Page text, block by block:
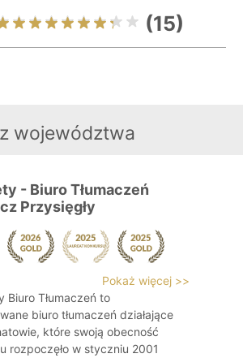
(15)
województwa
- Biuro Tłumaczeń
Przysięgły
Pokaż więcej >>
Biuro Tłumaczeń to
biuro tłumaczeń działające
które swoją obecność
rozpoczęło w styczniu 2001